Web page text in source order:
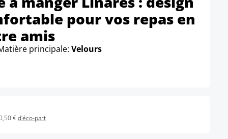
pour vos repas en
amis
principale: Velours
€d'éco-part